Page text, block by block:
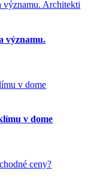
významu.
v dome